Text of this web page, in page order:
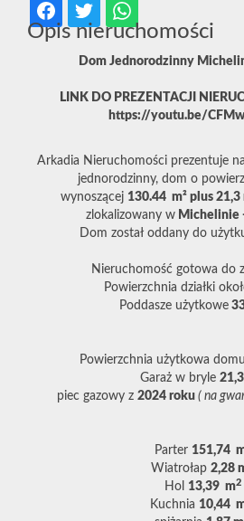
Opis nieruchomości
Dom Jednorodzinny
LINK DO PREZENTACJI
https://youtu.be/
Arkadia Nieruchomości prezentuje
jednorodzinny, dom o
wynoszącej 130.44 m² plus 21,3
zlokalizowany w Michelinie
Dom został oddany do
Nieruchomość gotowa do
Powierzchnia działki
Poddasze użytkowe
Powierzchnia użytkowa
Garaż w bryle
piec gazowy z 2024 roku ( na
Parter 151,74
Wiatrołap 2,28
Hol 13,39 m2
Kuchnia 10,44